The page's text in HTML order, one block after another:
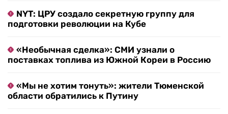
NYT: ЦРУ создало секретную группу для
подготовки революции на Кубе
«Необычная сделка»: СМИ узнали о
поставках топлива из Южной Кореи в Россию
«Мы не хотим тонуть»: жители Тюменской
области обратились к Путину